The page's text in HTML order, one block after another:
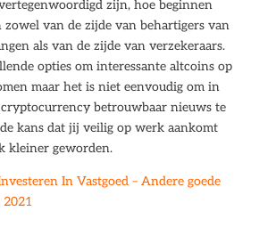
zijn, hoe beginnen
zowel van de zijde van behartigers van
als van de zijde van verzekeraars.
opties om interessante altcoins op
maar het is niet eenvoudig om in
betrouwbaar nieuws te
kans dat jij veilig op werk aankomt
kleiner geworden.
In Vastgoed – Andere goede